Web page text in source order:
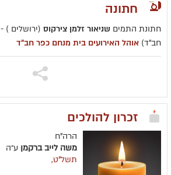
חתונה
חתונת התמים שניאור זלמן צירקוס (ירושלים ) -
חב"ד) אוהל האירועים בית מנחם כפר חב"ד
זכרון להולכים
הרה"ח
משה לייב ברקמן ע״ה
תשל"ט,